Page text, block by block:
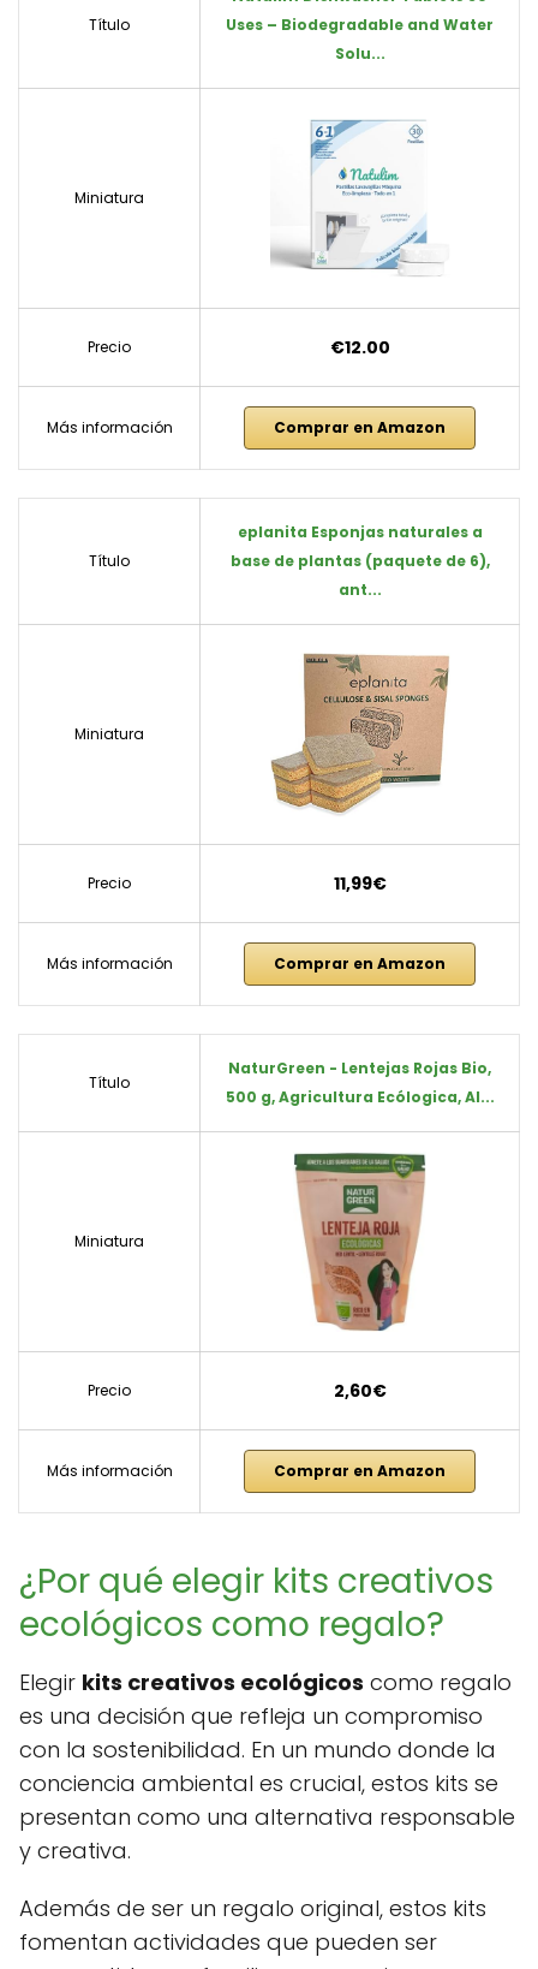
Título
Uses – Biodegradable and Water
Solu...
Miniatura
Precio €12.00
Más información Comprar en Amazon
Título
eplanita Esponjas naturales a
base de plantas (paquete de 6),
ant...
Miniatura
Precio 11,99€
Más información Comprar en Amazon
Título
NaturGreen - Lentejas Rojas Bio,
500 g, Agricultura Ecólogica, Al...
Miniatura
Precio 2,60€
Más información Comprar en Amazon
¿Por qué elegir kits creativos
ecológicos como regalo?
Elegir kits creativos ecológicos como regalo
es una decisión que refleja un compromiso
con la sostenibilidad. En un mundo donde la
conciencia ambiental es crucial, estos kits se
presentan como una alternativa responsable
y creativa.
Además de ser un regalo original, estos kits
fomentan actividades que pueden ser